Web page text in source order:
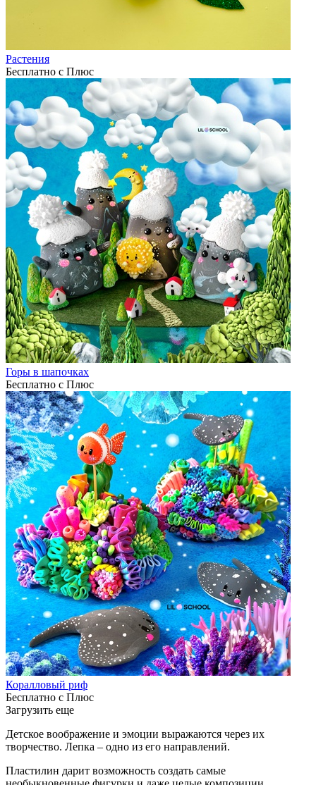
Растения
Бесплатно с Плюс
Горы в шапочках
Бесплатно с Плюс
Коралловый риф
Бесплатно с Плюс
Загрузить еще
Детское воображение и эмоции выражаются через их
творчество. Лепка – одно из его направлений.
Пластилин дарит возможность создать самые